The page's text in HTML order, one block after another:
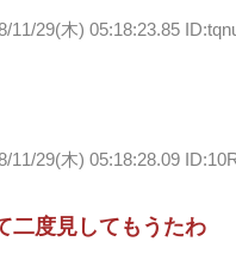
11/29(木) 05:18:23.85
11/29(木) 05:18:28.09
二度見してもうたわ